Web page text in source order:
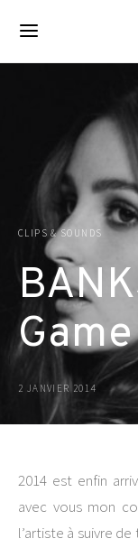
CLIPS & SOUNDS
Game
2 JANVIER 2014
2014 est enfin
avec vous mon
l’artiste à suivre